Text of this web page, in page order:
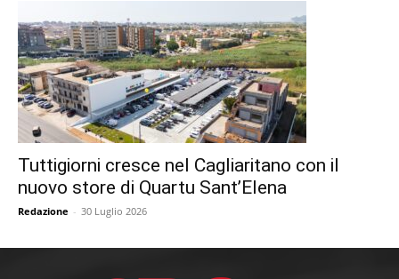
Tuttigiorni cresce nel Cagliaritano con il
nuovo store di Quartu Sant’Elena
Redazione - 30 Luglio 2026